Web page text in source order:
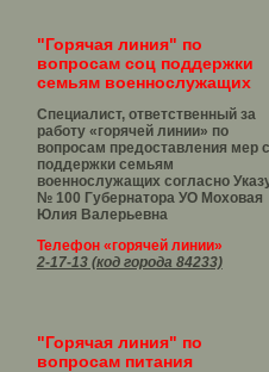
"Горячая линия" по
вопросам соц поддержки
семьям военнослужащих
Специалист, ответственный за
работу «горячей линии» по
вопросам предоставления мер
поддержки семьям
военнослужащих согласно
№ 100 Губернатора УОМоховая
Юлия Валерьевна
Телефон «горячей линии»
2-17-13 (код города 84233)
"Горячая линия" по
вопросам питания